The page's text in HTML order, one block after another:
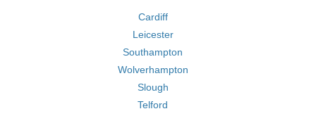
Cardiff
Leicester
Southampton
Wolverhampton
Slough
Telford